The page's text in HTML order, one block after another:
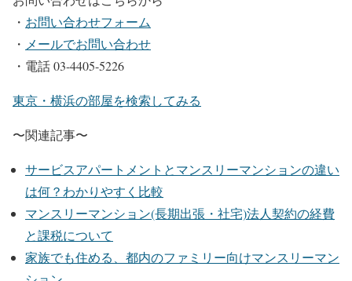
・ お問い合わせフォーム
・ メールでお問い合わせ
・電話 03-4405-5226
東京・横浜の部屋を検索してみる
〜関連記事〜
サービスアパートメントとマンスリーマンションの違い
は何？わかりやすく比較
マンスリーマンション(長期出張・社宅)法人契約の経費
と課税について
家族でも住める、都内のファミリー向けマンスリーマン